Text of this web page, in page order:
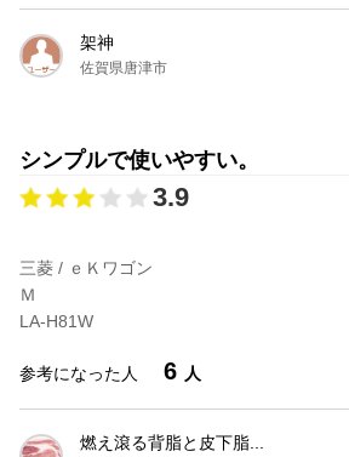
架神
佐賀県唐津市
シンプルで使いやすい。
3.9
三菱 / ｅＫワゴン
Ｍ
LA-H81W
参考になった人 6 人
燃え滾る背脂と皮下脂...